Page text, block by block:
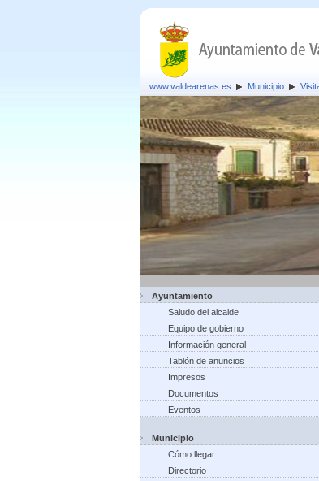
www.valdearenas.es Municipio
Ayuntamiento
Saludo del alcalde
Equipo de gobierno
Información general
Tablón de anuncios
Impresos
Documentos
Eventos
Municipio
Cómo llegar
Directorio